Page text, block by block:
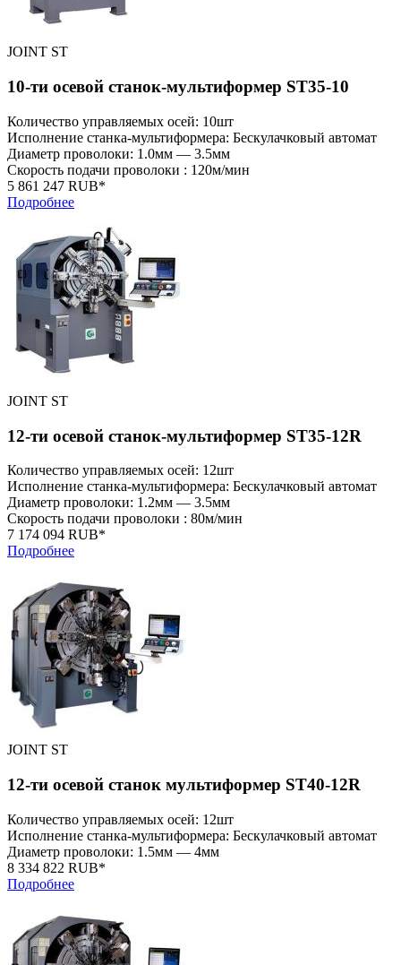
JOINT ST
10-ти осевой станок-мультиформер ST35-10
Количество управляемых осей: 10шт
Исполнение станка-мультиформера: Бескулачковый автомат
Диаметр проволоки: 1.0мм — 3.5мм
Скорость подачи проволоки : 120м/мин
5 861 247 RUB*
Подробнее
JOINT ST
12-ти осевой станок-мультиформер ST35-12R
Количество управляемых осей: 12шт
Исполнение станка-мультиформера: Бескулачковый автомат
Диаметр проволоки: 1.2мм — 3.5мм
Скорость подачи проволоки : 80м/мин
7 174 094 RUB*
Подробнее
JOINT ST
12-ти осевой станок мультиформер ST40-12R
Количество управляемых осей: 12шт
Исполнение станка-мультиформера: Бескулачковый автомат
Диаметр проволоки: 1.5мм — 4мм
8 334 822 RUB*
Подробнее